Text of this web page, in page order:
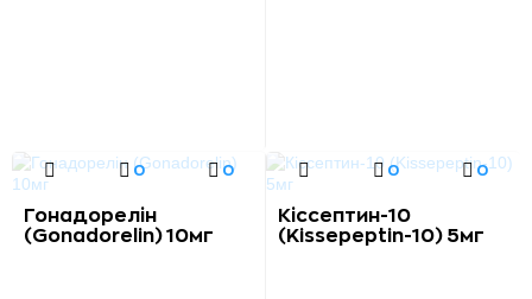
0 0
Гонадорелін
(Gonadorelin) 10мг
0 0
Кіссептин-10
(Kissepeptin-10) 5мг